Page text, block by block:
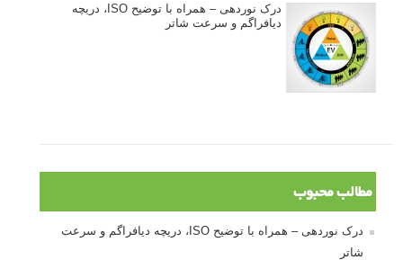
درک نوردهی – همراه با توضیح ISO، دریچه
دیافراگم و سرعت شاتر
مطالب محبوب
درک نوردهی – همراه با توضیح ISO، دریچه دیافراگم و سرعت
شاتر